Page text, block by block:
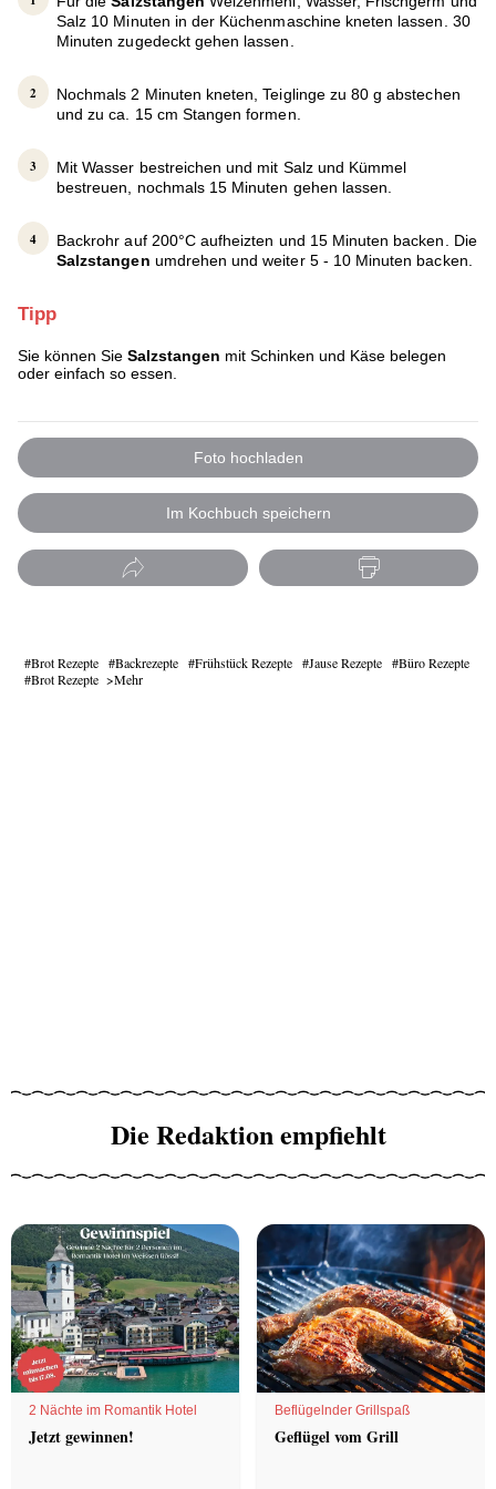
Salz 10 Minuten in der Küchenmaschine kneten lassen. 30
Minuten zugedeckt gehen lassen.
Nochmals 2 Minuten kneten, Teiglinge zu 80 g abstechen
und zu ca. 15 cm Stangen formen.
Mit Wasser bestreichen und mit Salz und Kümmel
bestreuen, nochmals 15 Minuten gehen lassen.
Backrohr auf 200°C aufheizten und 15 Minuten backen. Die
Salzstangen umdrehen und weiter 5 - 10 Minuten backen.
Tipp
Sie können Sie Salzstangen mit Schinken und Käse belegen
oder einfach so essen.
Foto hochladen
Im Kochbuch speichern
Brot Rezepte Backrezepte Frühstück Rezepte Jause Rezepte
Büro Rezepte
Brot Rezepte
Mehr
Die Redaktion empfiehlt
2 Nächte im Romantik Hotel
Jetzt gewinnen!
Beflügelnder Grillspaß
Geflügel vom Grill